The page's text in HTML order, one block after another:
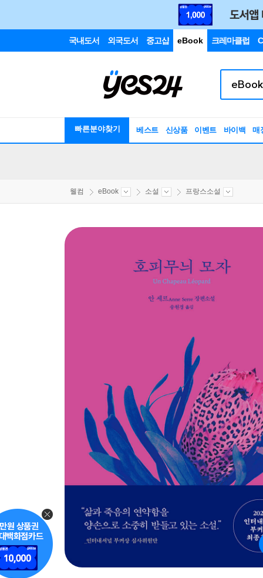
국내도서 외국도서 중고샵 eBook 크레마클럽
빠른분야찾기 베스트 신상품 이벤트 바이백 매
웰컴 eBook 소설 프랑스소설